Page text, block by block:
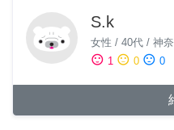
S.k
女性 / 40代 / 神
sentiment_satisfied 1 sentiment_neutral 0 sentiment_dissatisfied 0